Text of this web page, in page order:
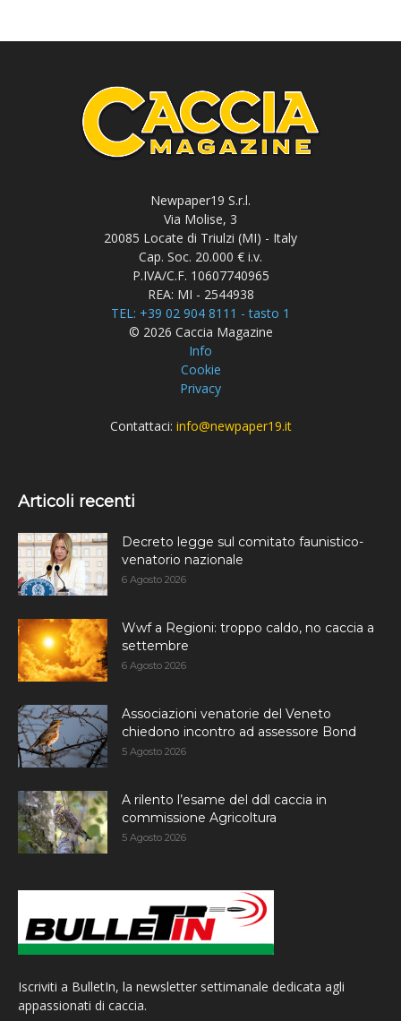
Newpaper19 S.r.l.
Via Molise, 3
20085 Locate di Triulzi (MI) - Italy
Cap. Soc. 20.000 € i.v.
P.IVA/C.F. 10607740965
REA: MI - 2544938
TEL: +39 02 904 8111 - tasto 1
© 2026 Caccia Magazine
Info
Cookie
Privacy
Contattaci: info@newpaper19.it
Articoli recenti
Decreto legge sul comitato faunistico-
venatorio nazionale
6 Agosto 2026
Wwf a Regioni: troppo caldo, no caccia a
settembre
6 Agosto 2026
Associazioni venatorie del Veneto
chiedono incontro ad assessore Bond
5 Agosto 2026
A rilento l’esame del ddl caccia in
commissione Agricoltura
5 Agosto 2026
Iscriviti a BulletIn, la newsletter settimanale dedicata agli
appassionati di caccia.